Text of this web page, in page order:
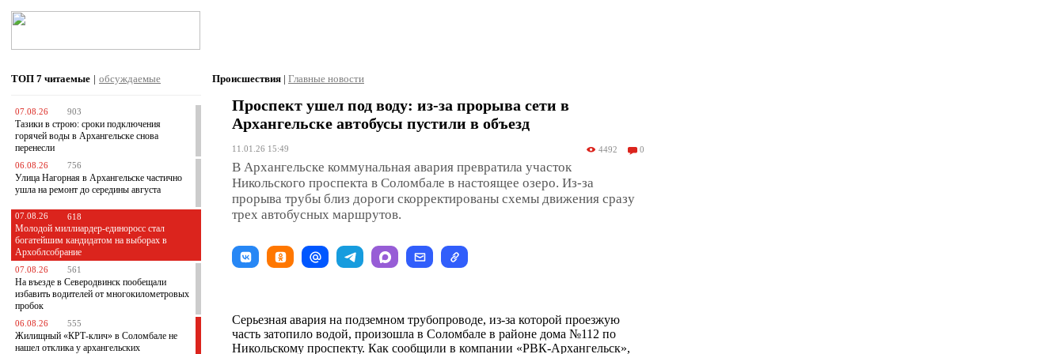
ТОП 7 читаемые | обсуждаемые
07.08.26 903
Тазики в строю: сроки подключения
горячей воды в Архангельске снова
перенесли
06.08.26 756
Улица Нагорная в Архангельске частично
ушла на ремонт до середины августа
07.08.26 618
Молодой миллиардер-единоросс стал
богатейшим кандидатом на выборах в
Архоблсобрание
07.08.26 561
На въезде в Северодвинск пообещали
избавить водителей от многокилометровых
пробок
06.08.26 555
Жилищный «КРТ-клич» в Соломбале не
нашел отклика у архангельских
Происшествия | Главные новости
Проспект ушел под воду: из-за прорыва сети в
Архангельске автобусы пустили в объезд
11.01.26 15:49 4492 0
В Архангельске коммунальная авария превратила участок
Никольского проспекта в Соломбале в настоящее озеро. Из-за
прорыва трубы близ дороги скорректированы схемы движения сразу
трех автобусных маршрутов.
Серьезная авария на подземном трубопроводе, из-за которой проезжую
часть затопило водой, произошла в Соломбале в районе дома №112 по
Никольскому проспекту. Как сообщили в компании «РВК-Архангельск»,